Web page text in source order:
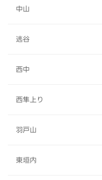
中山
逃谷
西中
西隼上り
羽戸山
東垣内